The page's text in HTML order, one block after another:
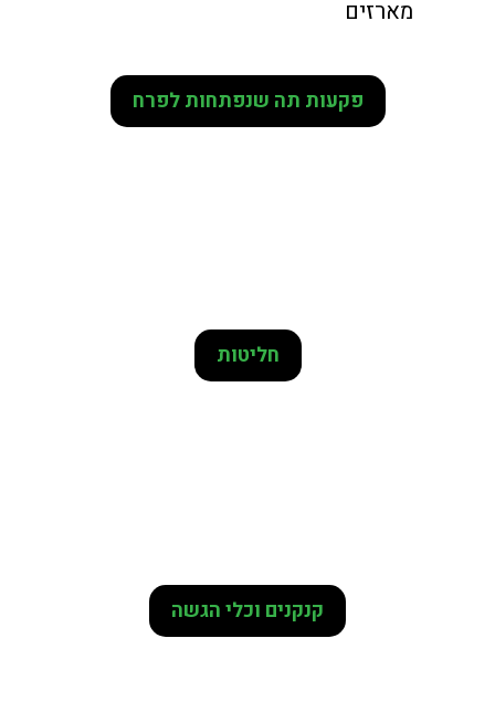
מארזים
פקעות תה שנפתחות לפרח
חליטות
קנקנים וכלי הגשה